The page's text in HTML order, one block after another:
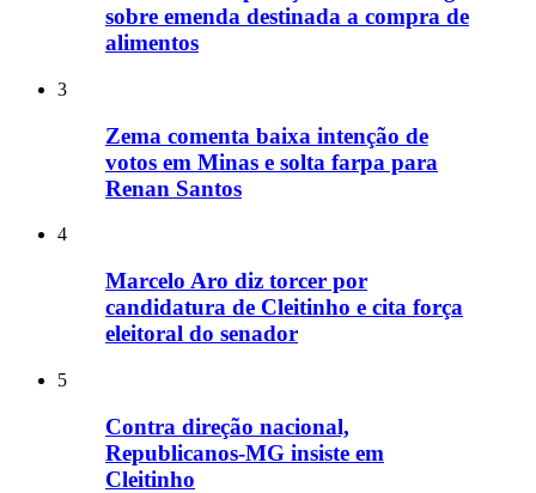
sobre emenda destinada a compra de
alimentos
3
Zema comenta baixa intenção de
votos em Minas e solta farpa para
Renan Santos
4
Marcelo Aro diz torcer por
candidatura de Cleitinho e cita força
eleitoral do senador
5
Contra direção nacional,
Republicanos-MG insiste em
Cleitinho